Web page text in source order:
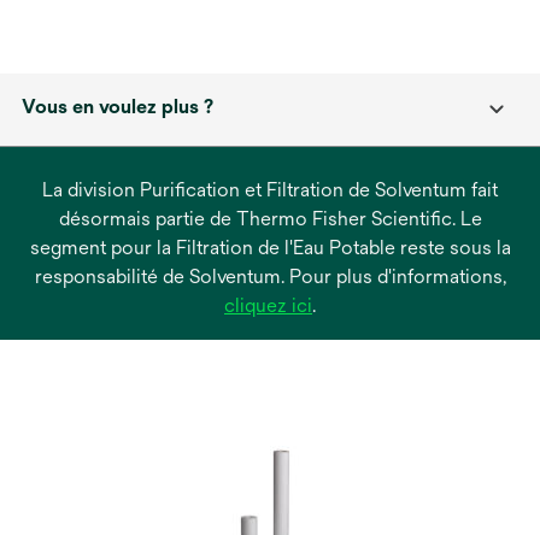
Vous en voulez plus ?
La division Purification et Filtration de Solventum fait
désormais partie de Thermo Fisher Scientific. Le
segment pour la Filtration de l'Eau Potable reste sous la
responsabilité de Solventum. Pour plus d'informations,
cliquez icis’ouvre
.